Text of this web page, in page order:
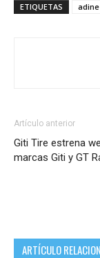
ETIQUETAS adine
Artículo anterior
Giti Tire estrena
marcas Giti y GT
ARTÍCULO